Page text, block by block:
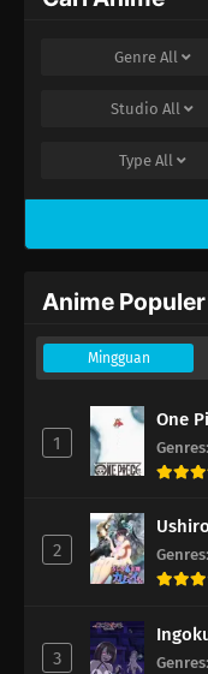
Genre All
Studio All
Type All
Anime Populer
Mingguan
1
One
Genres:
2 Genres:
3 Genres: